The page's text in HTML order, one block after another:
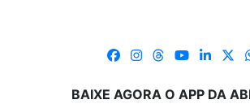
BAIXE AGORA O APP DA